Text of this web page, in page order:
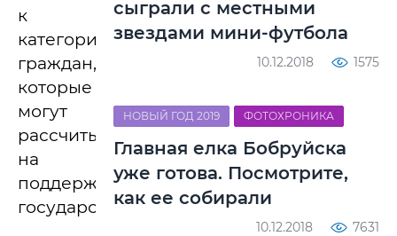
к
категории
граждан,
которые
могут
рассчитывать
на
поддержку
государства.
сыграли с местными
звездами мини-футбола
10.12.2018 1575
НОВЫЙ ГОД 2019 ФОТОХРОНИКА
Главная елка Бобруйска
уже готова. Посмотрите,
как ее собирали
10.12.2018 7631